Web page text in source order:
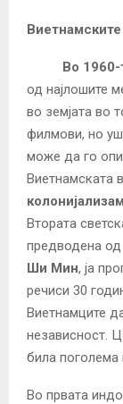
Виетнамските
Во 1960-
од најлошите
во земјата во
филмови, но
може да го
Виетнамската
колонијализам
Втората
предводена од
Ши Мин, ја
речиси 30
Виетнамците
независност.
била поголема
Во првата